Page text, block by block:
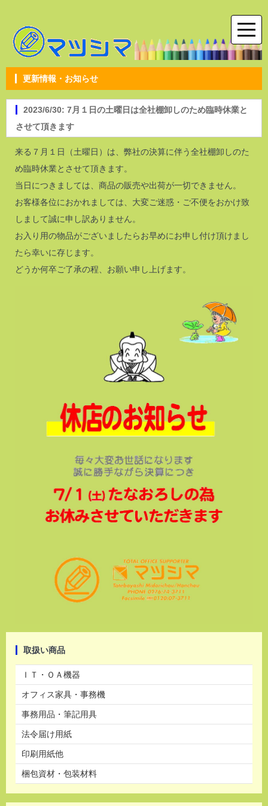
更新情報・お知らせ
2023/6/30: 7月１日の土曜日は全社棚卸しのため臨時休業と
させて頂きます
来る７月１日（土曜日）は、弊社の決算に伴う全社棚卸しのた
め臨時休業とさせて頂きます。
当日につきましては、商品の販売や出荷が一切できません。
お客様各位におかれましては、大変ご迷惑・ご不便をおかけ致
しまして誠に申し訳ありません。
お入り用の物品がございましたらお早めにお申し付け頂けまし
たら幸いに存じます。
どうか何卒ご了承の程、お願い申し上げます。
取扱い商品
ＩＴ・ＯＡ機器
オフィス家具・事務機
事務用品・筆記用具
法令届け用紙
印刷用紙他
梱包資材・包装材料